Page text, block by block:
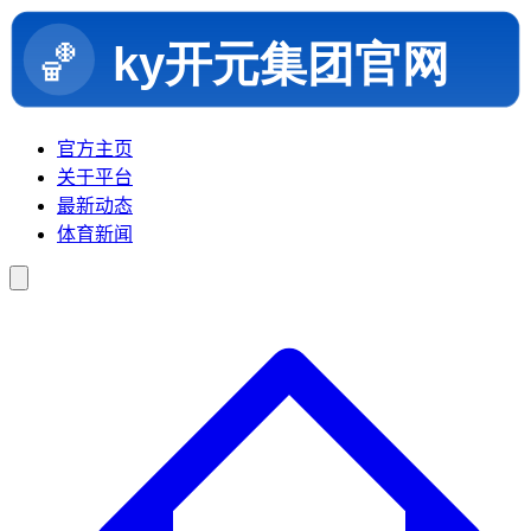
官方主页
关于平台
最新动态
体育新闻